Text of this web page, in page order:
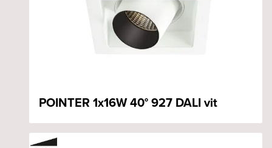
POINTER 1x16W 40° 927 DALI vit